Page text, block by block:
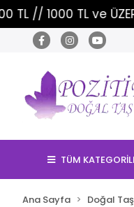
ve ÜZERİ
TÜM
Ana Sayfa Doğal